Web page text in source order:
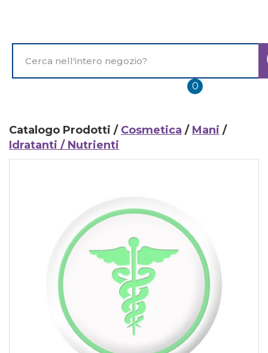
principale
Prodotto
0prodotti
inseriti
Catalogo Prodotti / Cosmetica / Mani /
Idratanti / Nutrienti